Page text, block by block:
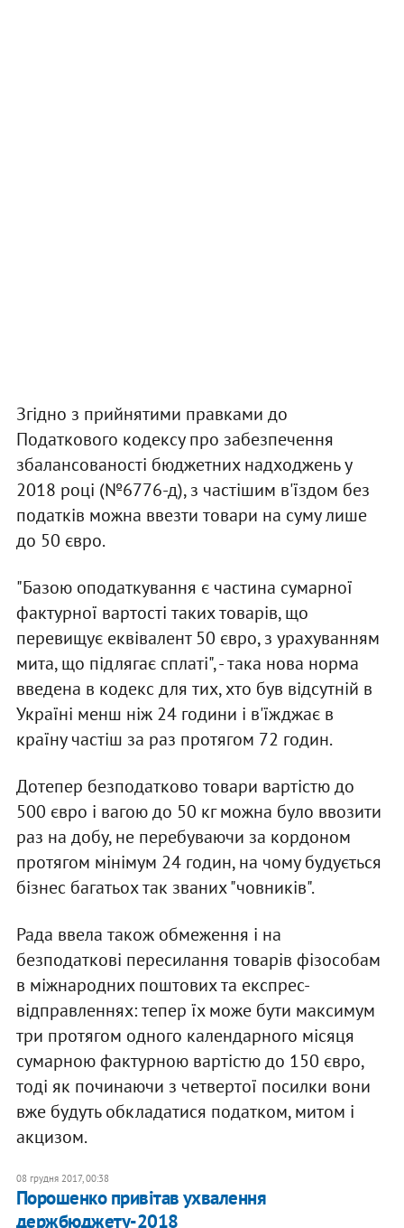
Згідно з прийнятими правками до
Податкового кодексу про забезпечення
збалансованості бюджетних надходжень у
2018 році (№6776-д), з частішим в'їздом без
податків можна ввезти товари на суму лише
до 50 євро.
"Базою оподаткування є частина сумарної
фактурної вартості таких товарів, що
перевищує еквівалент 50 євро, з урахуванням
мита, що підлягає сплаті", - така нова норма
введена в кодекс для тих, хто був відсутній в
Україні менш ніж 24 години і в'їжджає в
країну частіш за раз протягом 72 годин.
Дотепер безподатково товари вартістю до
500 євро і вагою до 50 кг можна було ввозити
раз на добу, не перебуваючи за кордоном
протягом мінімум 24 годин, на чому будується
бізнес багатьох так званих "човників".
Рада ввела також обмеження і на
безподаткові пересилання товарів фізособам
в міжнародних поштових та експрес-
відправленнях: тепер їх може бути максимум
три протягом одного календарного місяця
сумарною фактурною вартістю до 150 євро,
тоді як починаючи з четвертої посилки вони
вже будуть обкладатися податком, митом і
акцизом.
08 грудня 2017, 00:38
Порошенко привітав ухвалення
держбюджету-2018